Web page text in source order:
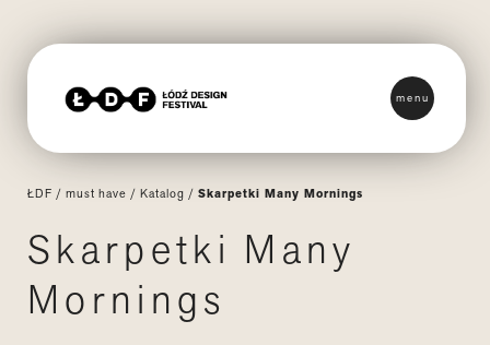
menu
ŁDF / must have / Katalog / Skarpetki Many Mornings
Skarpetki Many
Mornings